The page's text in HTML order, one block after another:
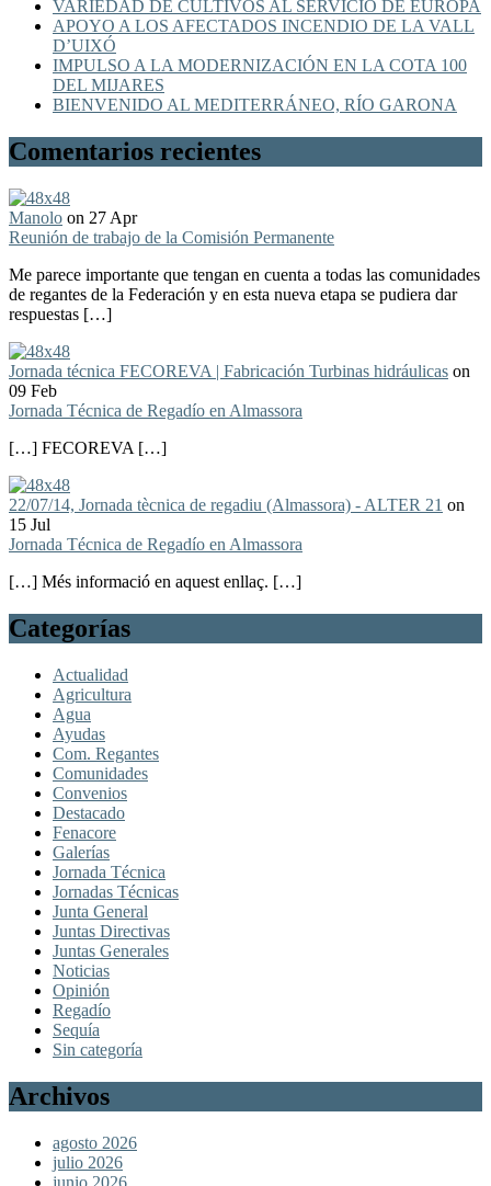
VARIEDAD DE CULTIVOS AL SERVICIO DE EUROPA
APOYO A LOS AFECTADOS INCENDIO DE LA VALL
D’UIXÓ
IMPULSO A LA MODERNIZACIÓN EN LA COTA 100
DEL MIJARES
BIENVENIDO AL MEDITERRÁNEO, RÍO GARONA
Comentarios recientes
Manolo on 27 Apr
Reunión de trabajo de la Comisión Permanente
Me parece importante que tengan en cuenta a todas las comunidades
de regantes de la Federación y en esta nueva etapa se pudiera dar
respuestas […]
Jornada técnica FECOREVA | Fabricación Turbinas hidráulicas on
09 Feb
Jornada Técnica de Regadío en Almassora
[…] FECOREVA […]
22/07/14, Jornada tècnica de regadiu (Almassora) - ALTER 21 on
15 Jul
Jornada Técnica de Regadío en Almassora
[…] Més informació en aquest enllaç. […]
Categorías
Actualidad
Agricultura
Agua
Ayudas
Com. Regantes
Comunidades
Convenios
Destacado
Fenacore
Galerías
Jornada Técnica
Jornadas Técnicas
Junta General
Juntas Directivas
Juntas Generales
Noticias
Opinión
Regadío
Sequía
Sin categoría
Archivos
agosto 2026
julio 2026
junio 2026